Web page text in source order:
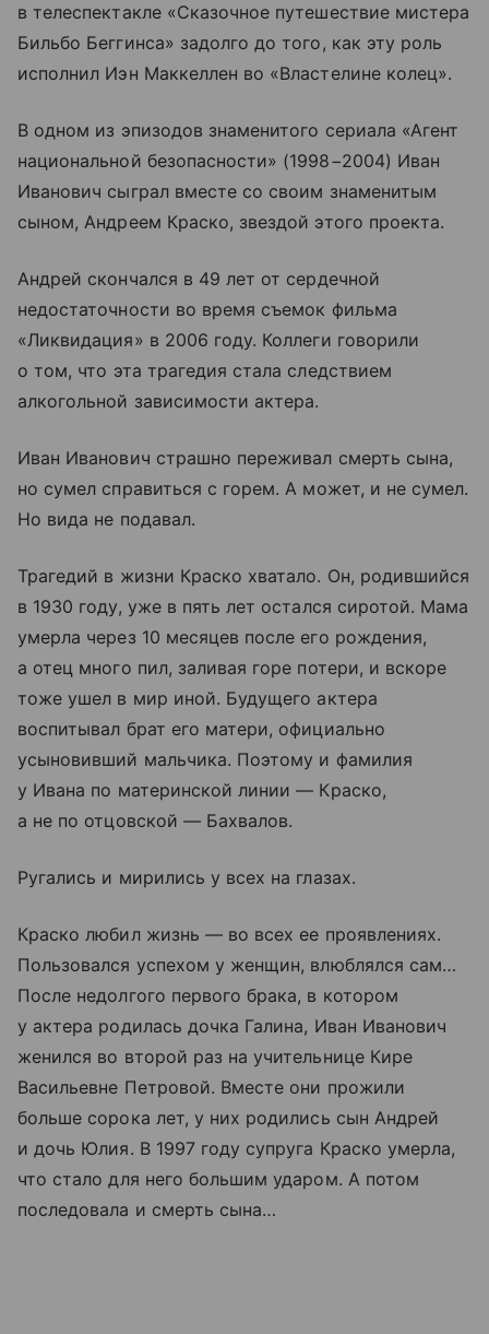
в телеспектакле «Сказочное путешествие мистера
Бильбо Беггинса» задолго до того, как эту роль
исполнил Иэн Маккеллен во «Властелине колец».
В одном из эпизодов знаменитого сериала «Агент
национальной безопасности» (1998−2004) Иван
Иванович сыграл вместе со своим знаменитым
сыном, Андреем Краско, звездой этого проекта.
Андрей скончался в 49 лет от сердечной
недостаточности во время съемок фильма
«Ликвидация» в 2006 году. Коллеги говорили
о том, что эта трагедия стала следствием
алкогольной зависимости актера.
Иван Иванович страшно переживал смерть сына,
но сумел справиться с горем. А может, и не сумел.
Но вида не подавал.
Трагедий в жизни Краско хватало. Он, родившийся
в 1930 году, уже в пять лет остался сиротой. Мама
умерла через 10 месяцев после его рождения,
а отец много пил, заливая горе потери, и вскоре
тоже ушел в мир иной. Будущего актера
воспитывал брат его матери, официально
усыновивший мальчика. Поэтому и фамилия
у Ивана по материнской линии — Краско,
а не по отцовской — Бахвалов.
Ругались и мирились у всех на глазах.
Краско любил жизнь — во всех ее проявлениях.
Пользовался успехом у женщин, влюблялся сам…
После недолгого первого брака, в котором
у актера родилась дочка Галина, Иван Иванович
женился во второй раз на учительнице Кире
Васильевне Петровой. Вместе они прожили
больше сорока лет, у них родились сын Андрей
и дочь Юлия. В 1997 году супруга Краско умерла,
что стало для него большим ударом. А потом
последовала и смерть сына…